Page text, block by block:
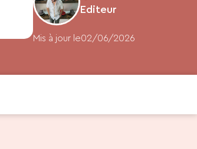
Editeur
Mis à jour le02/06/2026